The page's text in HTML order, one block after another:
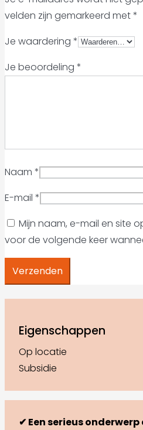
velden zijn gemarkeerd met*
Je waardering *
Je beoordeling *
Naam *
E-mail *
Mijn naam, e-mail en site
voor de volgende keer
Eigenschappen
Op locatie
Subsidie
✔ Een serieus